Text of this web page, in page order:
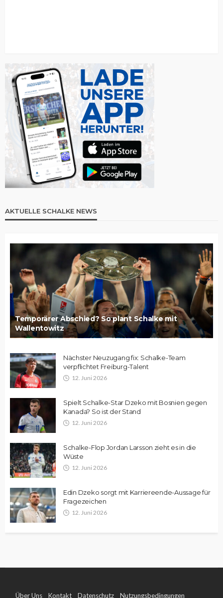
AKTUELLE SCHALKE NEWS
Temporärer Abschied? So plant Schalke mit
Wallentowitz
Nächster Neuzugang fix: Schalke-Team
verpflichtet Freiburg-Talent
12. Juni 2026
Spielt Schalke-Star Dzeko mit Bosnien gegen
Kanada? So ist der Stand
12. Juni 2026
Schalke-Flop Jordan Larsson zieht es in die
Wüste
12. Juni 2026
Edin Dzeko sorgt mit Karriereende-Aussage für
Fragezeichen
12. Juni 2026
Über Uns Kontakt Datenschutz Nutzungsbedingungen